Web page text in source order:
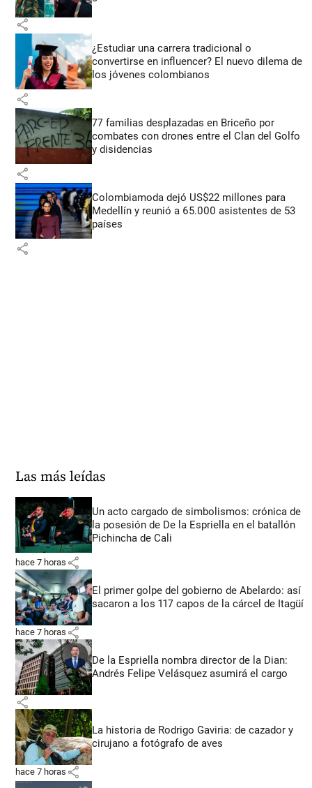
share
¿Estudiar una carrera tradicional o
convertirse en influencer? El nuevo dilema de
los jóvenes colombianos
share
77 familias desplazadas en Briceño por
combates con drones entre el Clan del Golfo
y disidencias
share
Colombiamoda dejó US$22 millones para
Medellín y reunió a 65.000 asistentes de 53
países
share
Las más leídas
Un acto cargado de simbolismos: crónica de
la posesión de De la Espriella en el batallón
Pichincha de Cali
hace 7 horas share
El primer golpe del gobierno de Abelardo: así
sacaron a los 117 capos de la cárcel de Itagüí
hace 7 horas share
De la Espriella nombra director de la Dian:
Andrés Felipe Velásquez asumirá el cargo
share
La historia de Rodrigo Gaviria: de cazador y
cirujano a fotógrafo de aves
hace 7 horas share